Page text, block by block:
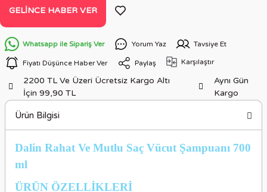
GELINCE HABER VER
Whatsapp ile Sipariş Ver Yorum Yaz Tavsiye Et
Fiyatı Düşünce Haber Ver Paylaş Karşılaştır
2200 TL Ve Üzeri Ücretsiz Kargo Altı
İçin 99,90 TL
Aynı Gün
Kargo
Ürün Bilgisi
Dalin Rahat Ve Mutlu Saç Vücut Şampuanı 700
ml
ÜRÜN ÖZELLİKLERİ